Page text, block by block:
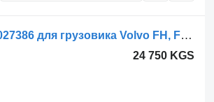
Главный тормозной кран Knorr-Bremse ФХ (01.12-) K027386 для грузовика Volvo FH, FM, FMX-4 series (2013-)
24 750 KGS